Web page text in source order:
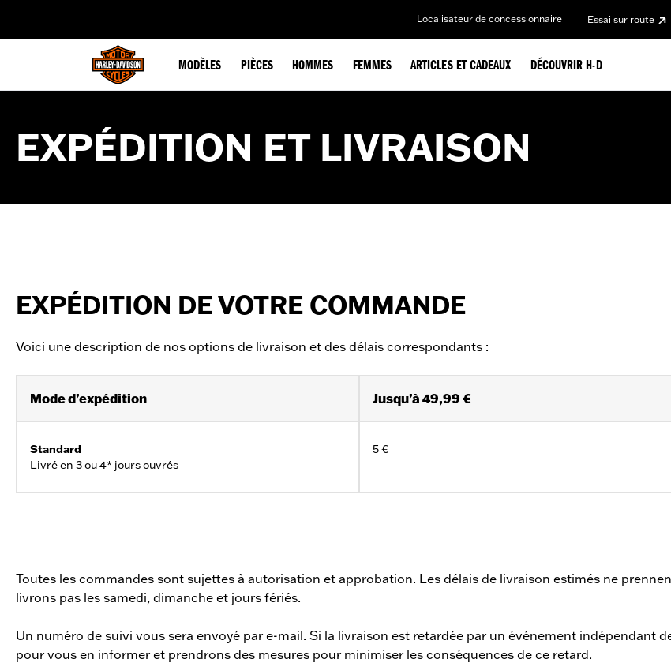
Localisateur de concessionnaire Essai sur route
MODÈLES PIÈCES HOMMES FEMMES ARTICLES ET CADEAUX DÉCOUVRIR H-D
EXPÉDITION ET LIVRAISON
EXPÉDITION DE VOTRE COMMANDE
Voici une description de nos options de livraison et des délais correspondants :
Mode d’expédition Jusqu’à 49,99 €
Standard
Livré en 3 ou 4* jours ouvrés
5 €
Toutes les commandes sont sujettes à autorisation et approbation. Les délais de livraison estimés ne
livrons pas les samedi, dimanche et jours fériés.
Un numéro de suivi vous sera envoyé par e-mail. Si la livraison est retardée par un événement indépendant
pour vous en informer et prendrons des mesures pour minimiser les conséquences de ce retard.